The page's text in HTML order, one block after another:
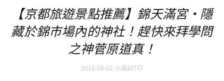
【京都旅遊景點推薦】錦天滿宮‧隱
藏於錦市場內的神社！趕快來拜學問
之神菅原道真！
2016-09-02 小美&叮叮